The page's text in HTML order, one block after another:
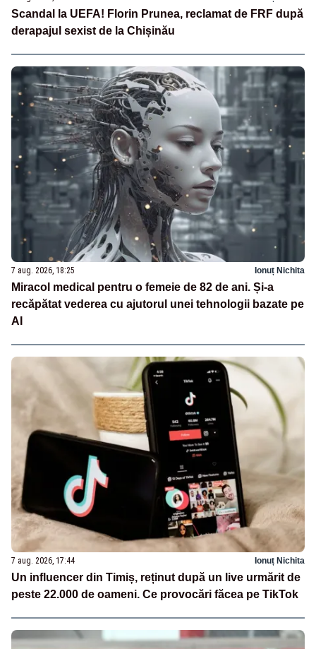
Scandal la UEFA! Florin Prunea, reclamat de FRF după
derapajul sexist de la Chișinău
7 aug. 2026, 18:25 Ionuț Nichita
Miracol medical pentru o femeie de 82 de ani. Și-a
recăpătat vederea cu ajutorul unei tehnologii bazate pe
AI
7 aug. 2026, 17:44 Ionuț Nichita
Un influencer din Timiș, reținut după un live urmărit de
peste 22.000 de oameni. Ce provocări făcea pe TikTok